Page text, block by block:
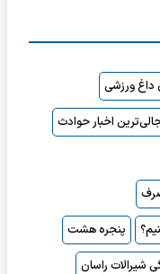
داغ ورزشی
اخبار حوادث
پنجره هشت
شیرالات راسان